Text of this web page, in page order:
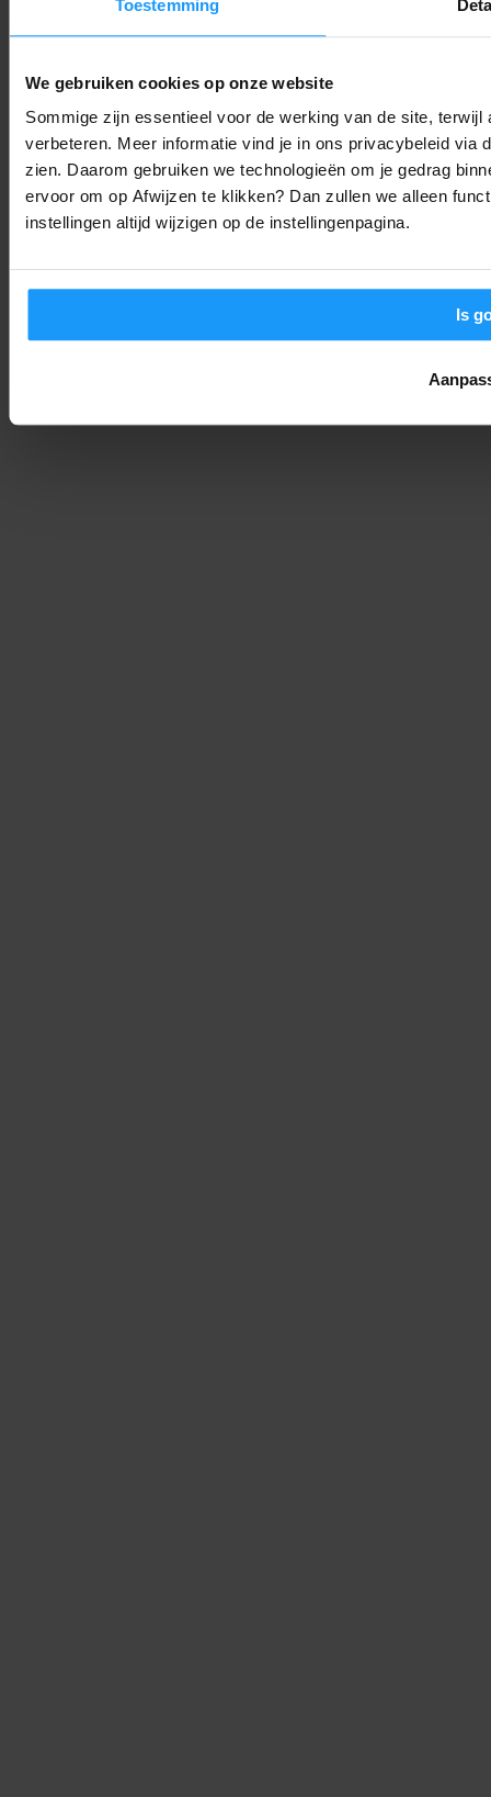
Toestemming
We gebruiken cookies op onze website
Sommige zijn essentieel voor de werking van de site,
verbeteren. Meer informatie vind je in ons privacybeleid via
zien. Daarom gebruiken we technologieën om je gedrag
ervoor om op Afwijzen te klikken? Dan zullen we alleen
instellingen altijd wijzigen op de instellingenpagina.
Is
OpenAI stopt Astra vanwege hackgevaar: Is ‘alles in de cloud’
Trends & Technologie Joshua - 8. augustus 2026
Bijna 6 op de 10 huizen slim in 2029: Dit zijn de smart home
trends voor 2026
Trends & Technologie Joshua 8. augustus 2026